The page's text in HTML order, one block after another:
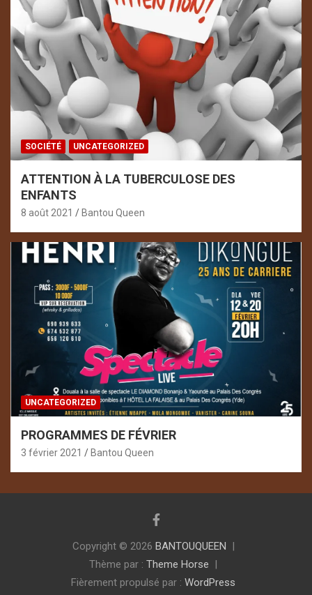
SOCIÉTÉ UNCATEGORIZED
ATTENTION À LA TUBERCULOSE DES
ENFANTS
8 août 2021 Bantou Queen
UNCATEGORIZED
PROGRAMMES DE FÉVRIER
3 février 2021 Bantou Queen
Copyright © 2026 BANTOUQUEEN
Thème par : Theme Horse
Fièrement propulsé par : WordPress